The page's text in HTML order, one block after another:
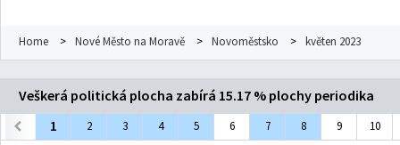
Home > Nové Město na Moravě > Novoměstsko > květen 2023
Veškerá politická plocha zabírá 15.17 % plochy periodika
1
2 3 4 5 6 7 8 9 10